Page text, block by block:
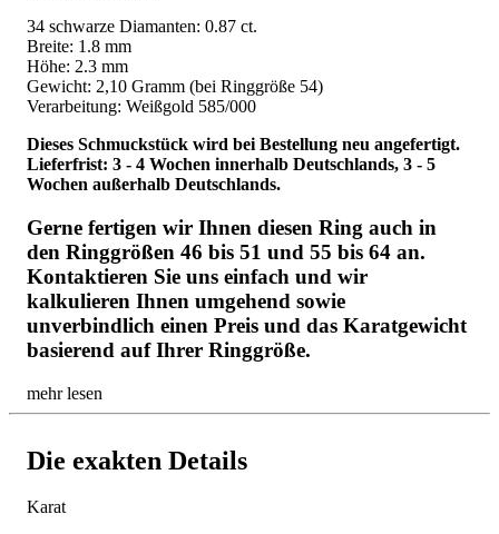
34 schwarze Diamanten: 0.87 ct.
Breite: 1.8 mm
Höhe: 2.3 mm
Gewicht: 2,10 Gramm (bei Ringgröße 54)
Verarbeitung: Weißgold 585/000
Dieses Schmuckstück wird bei Bestellung neu angefertigt.
Lieferfrist: 3 - 4 Wochen innerhalb Deutschlands, 3 - 5
Wochen außerhalb Deutschlands.
Gerne fertigen wir Ihnen diesen Ring auch in
den Ringgrößen 46 bis 51 und 55 bis 64 an.
Kontaktieren Sie uns einfach und wir
kalkulieren Ihnen umgehend sowie
unverbindlich einen Preis und das Karatgewicht
basierend auf Ihrer Ringgröße.
mehr lesen
Die exakten Details
Karat